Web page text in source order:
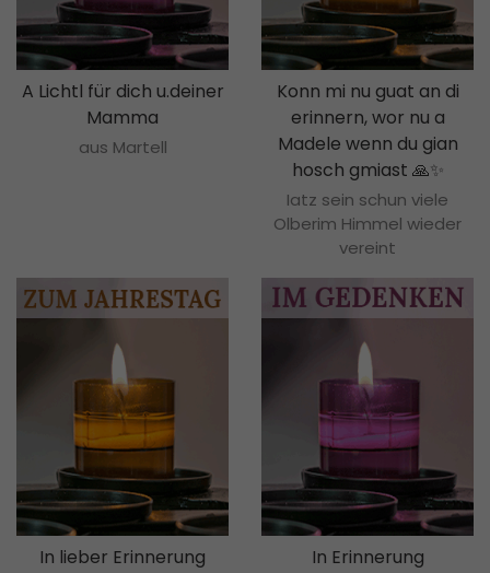
A Lichtl für dich u.deiner
Mamma
aus Martell
Konn mi nu guat an di
erinnern, wor nu a
Madele wenn du gian
hosch gmiast 🙏✨
Iatz sein schun viele
Olberim Himmel wieder
vereint
In lieber Erinnerung In Erinnerung